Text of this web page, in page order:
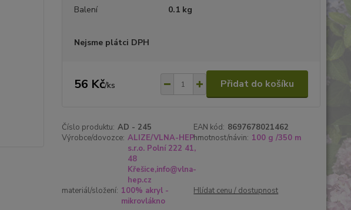
Balení 0.1 kg
Nejsme plátci DPH
56 Kč/ks Přidat do košíku
Číslo produktu: AD - 245 EAN kód: 8697678021462
Výrobce/dovozce: ALIZE/VLNA-HEP
s.r.o. Polní 222 41,
48
Křešice,info@vlna-
hep.cz
hmotnost/návin: 100 g /350 m
materiál/složení: 100% akryl -
mikrovlákno
Hlídat cenu / dostupnost